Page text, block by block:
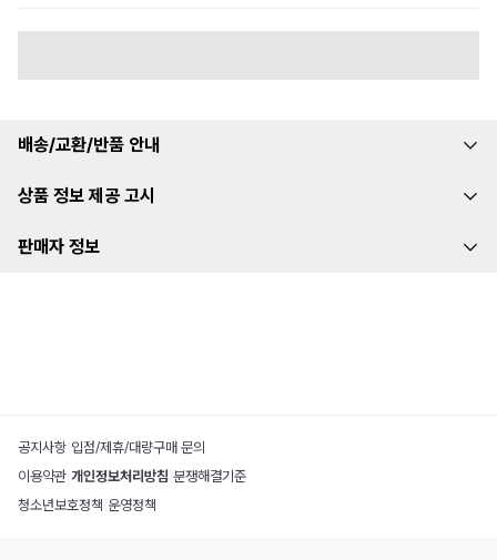
배송/교환/반품 안내
상품 정보 제공 고시
판매자 정보
공지사항 입점/제휴/대량구매 문의
이용약관 개인정보처리방침 분쟁해결기준
청소년보호정책 운영정책